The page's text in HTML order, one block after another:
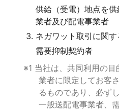
供給（受電）地点を
業者及び配電事業者
ネガワット取引に関す
需要抑制契約者
※1 当社は、共同利用の
業者に限定してお客
るものであり、必ず
一般送配電事業者、